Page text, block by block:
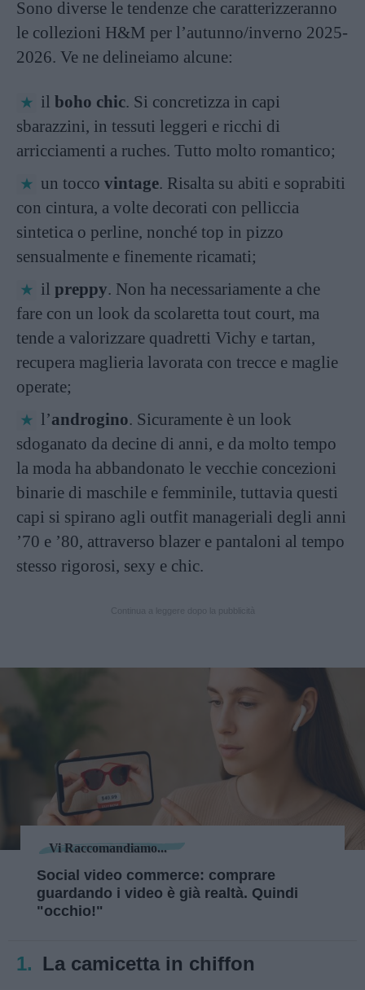
Sono diverse le tendenze che caratterizzeranno
le collezioni H&M per l’autunno/inverno 2025-
2026. Ve ne delineiamo alcune:
il boho chic. Si concretizza in capi
sbarazzini, in tessuti leggeri e ricchi di
arricciamenti a ruches. Tutto molto romantico;
un tocco vintage. Risalta su abiti e soprabiti
con cintura, a volte decorati con pelliccia
sintetica o perline, nonché top in pizzo
sensualmente e finemente ricamati;
il preppy. Non ha necessariamente a che
fare con un look da scolaretta tout court, ma
tende a valorizzare quadretti Vichy e tartan,
recupera maglieria lavorata con trecce e maglie
operate;
l’androgino. Sicuramente è un look
sdoganato da decine di anni, e da molto tempo
la moda ha abbandonato le vecchie concezioni
binarie di maschile e femminile, tuttavia questi
capi si spirano agli outfit manageriali degli anni
’70 e ’80, attraverso blazer e pantaloni al tempo
stesso rigorosi, sexy e chic.
Vi Raccomandiamo...
Social video commerce: comprare
guardando i video è già realtà. Quindi
"occhio!"
1. La camicetta in chiffon